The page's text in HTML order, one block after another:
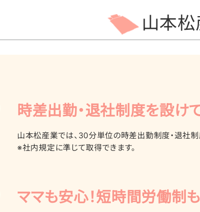
山本松
時差出勤・退社制度を設けて
山本松産業では、30分単位の時差出勤制度・退社制
※社内規定に準じて取得できます。
ママも安心！短時間労働制